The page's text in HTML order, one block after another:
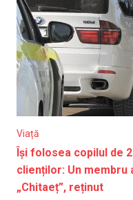
Viață
Își folosea copilul de
clienților: Un membru
„Chitaeț”, reținut